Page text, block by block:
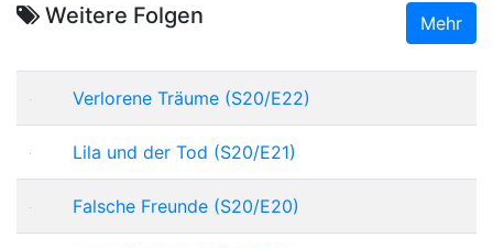
Weitere Folgen Mehr
Verlorene Träume (S20/E22)
Lila und der Tod (S20/E21)
Falsche Freunde (S20/E20)